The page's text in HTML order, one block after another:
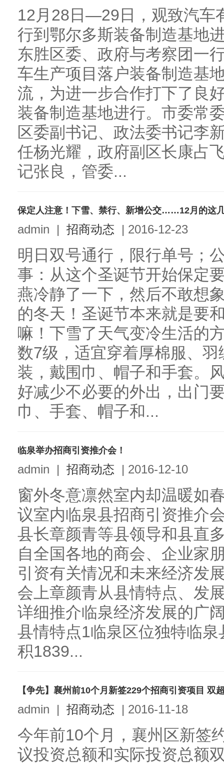
12月28日—29日，观致汽车
行到鄂尔多斯装备制造基地
东胜区委、政府与考察团一
车生产项目落户装备制造基
流，为进一步合作打下了良
装备制造基地进行。市委常
区委副书记、政法委书记李
任杨光耀，政府副区长康占
记张良，管委...
保定人注意！下雪、禁行、新增公交……12月的这
admin | 招商动态 | 2016-12-23
明日双号通行，限行单号；
事：从这个圣诞节开始保定
燕冷静了一下，然后不敢
的冬天！圣诞节本来就是要
嘛！下雪了天气变冷生活的
数7级，适宜穿着厚棉服、
装，戴围巾、帽子和手套。
好减少不必要的外出，出门
巾、手套、帽子和...
临泉举办招商引资推介会！
admin | 招商动态 | 2016-12-10
窗外冬意凛然室内却温暖如
议室内临泉县招商引资推介
县长章颜青等县领导和县直
自全国各地的商会、企业家
引资有关情况和未来经济发
会上章颜青从县情特点、发
详细推介临泉经济发展的广
县情特点1临泉区位独特临
积1839...
【争先】襄州前10个月新签229个招商引资项目 双
admin | 招商动态 | 2016-11-18
今年前10个月，襄州区新签
议投资总额和实际投资总额